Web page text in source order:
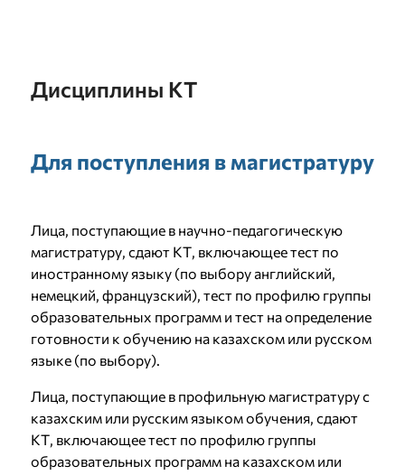
Дисциплины КТ
Для поступления в магистратуру
Лица, поступающие в научно-педагогическую
магистратуру, сдают КТ, включающее тест по
иностранному языку (по выбору английский,
немецкий, французский), тест по профилю группы
образовательных программ и тест на определение
готовности к обучению на казахском или русском
языке (по выбору).
Лица, поступающие в профильную магистратуру с
казахским или русским языком обучения, сдают
КТ, включающее тест по профилю группы
образовательных программ на казахском или